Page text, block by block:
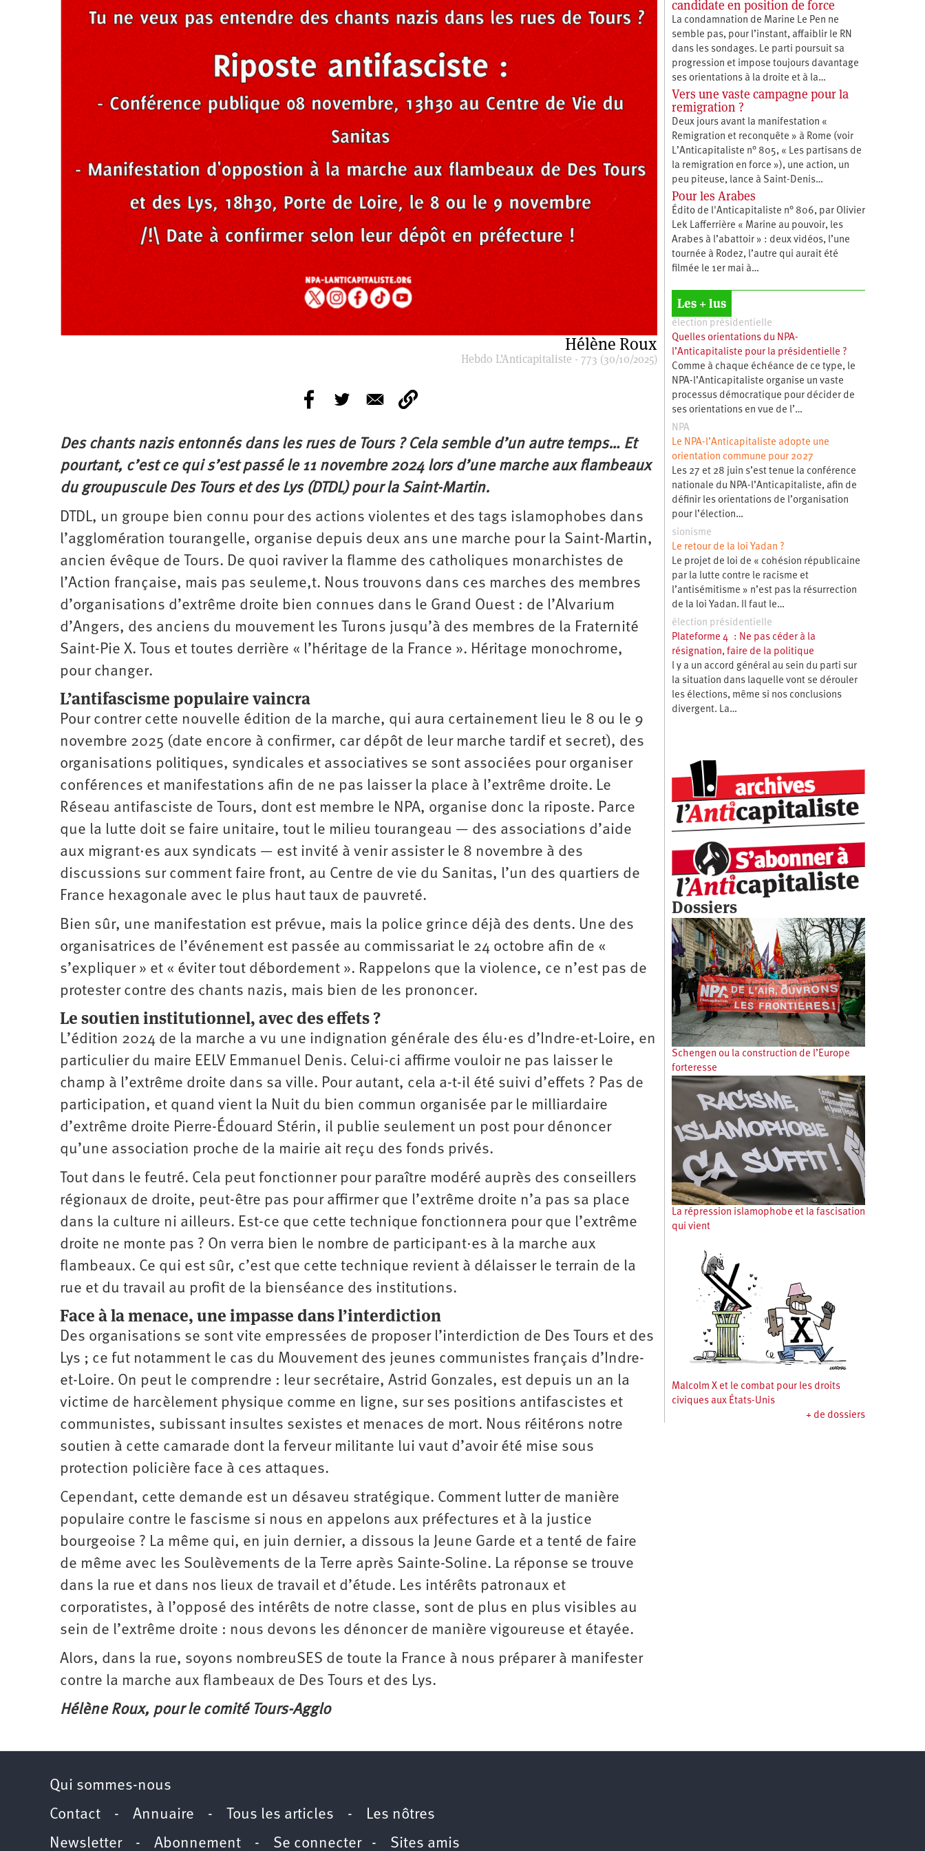
Hélène Roux
Hebdo L’Anticapitaliste - 773 (30/10/2025)
Des chants nazis entonnés dans les rues de Tours ? Cela semble d’un autre temps… Et
pourtant, c’est ce qui s’est passé le 11 novembre 2024 lors d’une marche aux flambeaux
du groupuscule Des Tours et des Lys (DTDL) pour la Saint-Martin.
DTDL, un groupe bien connu pour des actions violentes et des tags islamophobes dans
l’agglomération tourangelle, organise depuis deux ans une marche pour la Saint-Martin,
ancien évêque de Tours. De quoi raviver la flamme des catholiques monarchistes de
l’Action française, mais pas seuleme,t. Nous trouvons dans ces marches des membres
d’organisations d’extrême droite bien connues dans le Grand Ouest : de l’Alvarium
d’Angers, des anciens du mouvement les Turons jusqu’à des membres de la Fraternité
Saint-Pie X. Tous et toutes derrière « l’héritage de la France ». Héritage monochrome,
pour changer.
L’antifascisme populaire vaincra
Pour contrer cette nouvelle édition de la marche, qui aura certainement lieu le 8 ou le 9
novembre 2025 (date encore à confirmer, car dépôt de leur marche tardif et secret), des
organisations politiques, syndicales et associatives se sont associées pour organiser
conférences et manifestations afin de ne pas laisser la place à l’extrême droite. Le
Réseau antifasciste de Tours, dont est membre le NPA, organise donc la riposte. Parce
que la lutte doit se faire unitaire, tout le milieu tourangeau — des associations d’aide
aux migrant·es aux syndicats — est invité à venir assister le 8 novembre à des
discussions sur comment faire front, au Centre de vie du Sanitas, l’un des quartiers de
France hexagonale avec le plus haut taux de pauvreté.
Bien sûr, une manifestation est prévue, mais la police grince déjà des dents. Une des
organisatrices de l’événement est passée au commissariat le 24 octobre afin de «
s’expliquer » et « éviter tout débordement ». Rappelons que la violence, ce n’est pas de
protester contre des chants nazis, mais bien de les prononcer.
Le soutien institutionnel, avec des effets ?
L’édition 2024 de la marche a vu une indignation générale des élu·es d’Indre-et-Loire, en
particulier du maire EELV Emmanuel Denis. Celui-ci affirme vouloir ne pas laisser le
champ à l’extrême droite dans sa ville. Pour autant, cela a-t-il été suivi d’effets ? Pas de
participation, et quand vient la Nuit du bien commun organisée par le milliardaire
d’extrême droite Pierre-Édouard Stérin, il publie seulement un post pour dénoncer
qu’une association proche de la mairie ait reçu des fonds privés.
Tout dans le feutré. Cela peut fonctionner pour paraître modéré auprès des conseillers
régionaux de droite, peut-être pas pour affirmer que l’extrême droite n’a pas sa place
dans la culture ni ailleurs. Est-ce que cette technique fonctionnera pour que l’extrême
droite ne monte pas ? On verra bien le nombre de participant·es à la marche aux
flambeaux. Ce qui est sûr, c’est que cette technique revient à délaisser le terrain de la
rue et du travail au profit de la bienséance des institutions.
Face à la menace, une impasse dans l’interdiction
Des organisations se sont vite empressées de proposer l’interdiction de Des Tours et des
Lys ; ce fut notamment le cas du Mouvement des jeunes communistes français d’Indre-
et-Loire. On peut le comprendre : leur secrétaire, Astrid Gonzales, est depuis un an la
victime de harcèlement physique comme en ligne, sur ses positions antifascistes et
communistes, subissant insultes sexistes et menaces de mort. Nous réitérons notre
soutien à cette camarade dont la ferveur militante lui vaut d’avoir été mise sous
protection policière face à ces attaques.
Cependant, cette demande est un désaveu stratégique. Comment lutter de manière
populaire contre le fascisme si nous en appelons aux préfectures et à la justice
bourgeoise ? La même qui, en juin dernier, a dissous la Jeune Garde et a tenté de faire
de même avec les Soulèvements de la Terre après Sainte-Soline. La réponse se trouve
dans la rue et dans nos lieux de travail et d’étude. Les intérêts patronaux et
corporatistes, à l’opposé des intérêts de notre classe, sont de plus en plus visibles au
sein de l’extrême droite : nous devons les dénoncer de manière vigoureuse et étayée.
Alors, dans la rue, soyons nombreuSES de toute la France à nous préparer à manifester
contre la marche aux flambeaux de Des Tours et des Lys.
Hélène Roux, pour le comité Tours-Agglo
candidate en position de force
La condamnation de Marine Le Pen ne
semble pas, pour l’instant, affaiblir le RN
dans les sondages. Le parti poursuit sa
progression et impose toujours davantage
ses orientations à la droite et à la…
Vers une vaste campagne pour la
remigration ?
Deux jours avant la manifestation «
Remigration et reconquête » à Rome (voir
L’Anticapitaliste n° 805, « Les partisans de
la remigration en force »), une action, un
peu piteuse, lance à Saint-Denis…
Pour les Arabes
Édito de l'Anticapitaliste n° 806, par Olivier
Lek Lafferrière « Marine au pouvoir, les
Arabes à l’abattoir » : deux vidéos, l’une
tournée à Rodez, l’autre qui aurait été
filmée le 1er mai à…
Les + lus
élection présidentielle
Quelles orientations du NPA-
l’Anticapitaliste pour la présidentielle ?
Comme à chaque échéance de ce type, le
NPA-l’Anticapitaliste organise un vaste
processus démocratique pour décider de
ses orientations en vue de l’…
NPA
Le NPA-l’Anticapitaliste adopte une
orientation commune pour 2027
Les 27 et 28 juin s’est tenue la conférence
nationale du NPA-l’Anticapitaliste, afin de
définir les orientations de l’organisation
pour l’élection…
sionisme
Le retour de la loi Yadan ?
Le projet de loi de « cohésion républicaine
par la lutte contre le racisme et
l’antisémitisme » n’est pas la résurrection
de la loi Yadan. Il faut le…
élection présidentielle
Plateforme 4 : Ne pas céder à la
résignation, faire de la politique
l y a un accord général au sein du parti sur
la situation dans laquelle vont se dérouler
les élections, même si nos conclusions
divergent. La…
Dossiers
Schengen ou la construction de l’Europe
forteresse
La répression islamophobe et la fascisation
qui vient
Malcolm X et le combat pour les droits
civiques aux États-Unis
+ de dossiers
Qui sommes-nous
Contact - Annuaire - Tous les articles - Les nôtres
Newsletter- Abonnement - Se connecter- Sites amis